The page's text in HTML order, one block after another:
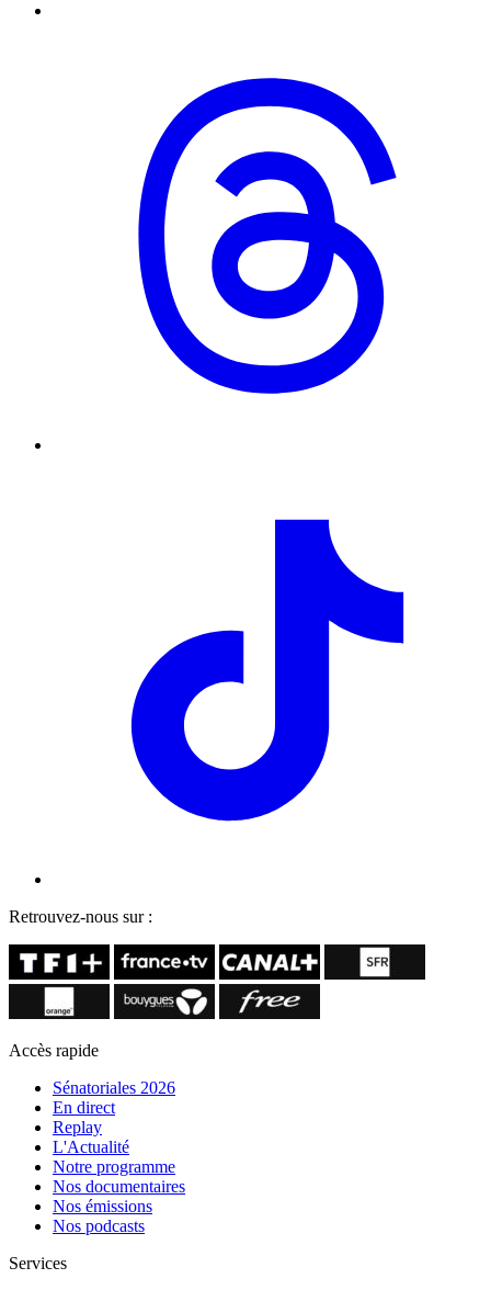
Retrouvez-nous sur :
Accès rapide
Sénatoriales 2026
En direct
Replay
L'Actualité
Notre programme
Nos documentaires
Nos émissions
Nos podcasts
Services